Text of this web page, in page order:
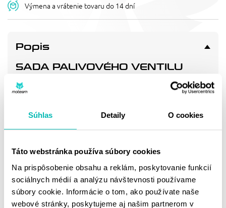
Súhlas Detaily O cookies
Táto webstránka používa súbory cookies
Na prispôsobenie obsahu a reklám, poskytovanie funkcií
sociálnych médií a analýzu návštevnosti používame
súbory cookie. Informácie o tom, ako používate naše
webové stránky, poskytujeme aj našim partnerom v
Výmena a vrátenie tovaru do 14 dní
Popis
SADA PALIVOVÉHO VENTILU
Replacement fuel valve kit. Includes: fuel valve, fuel line,
Doprava a vrátenie
MOHLO BY SA VÁM
PÁČIŤ